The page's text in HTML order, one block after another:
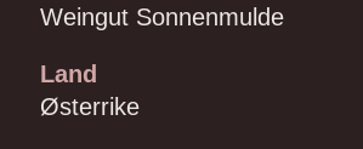
Weingut Sonnenmulde
Land
Østerrike